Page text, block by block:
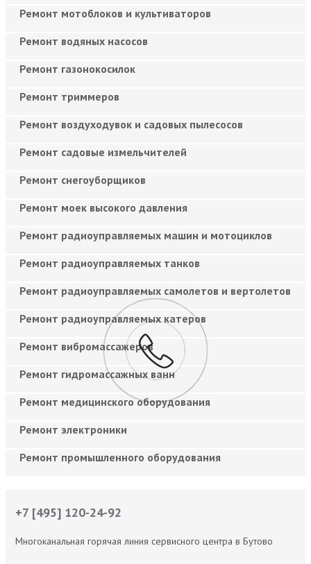
Ремонт мотоблоков и культиваторов
Ремонт водяных насосов
Ремонт газонокосилок
Ремонт триммеров
Ремонт воздуходувок и садовых пылесосов
Ремонт садовые измельчителей
Ремонт снегоуборщиков
Ремонт моек высокого давления
Ремонт радиоуправляемых машин и мотоциклов
Ремонт радиоуправляемых танков
Ремонт радиоуправляемых самолетов и вертолетов
Ремонт радиоуправляемых катеров
Ремонт вибромассажеров
Ремонт гидромассажных ванн
Ремонт медицинского оборудования
Ремонт электроники
Ремонт промышленного оборудования
+7 [495] 120-24-92
Многоканальная горячая линия сервисного центра в Бутово